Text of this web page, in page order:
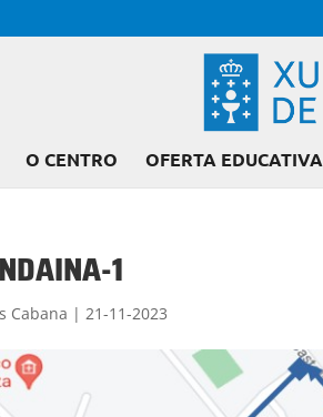
O CENTRO OFERTA EDUCATIVA
1
Cabana |21-11-2023